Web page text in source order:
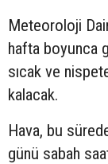
Meteoroloji
hafta boyunca
sıcak ve
kalacak.
Hava, bu
günü sabah